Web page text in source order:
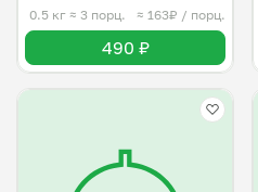
0.5 кг ≈ 3 порц. ≈ 163₽ / порц.
490 ₽